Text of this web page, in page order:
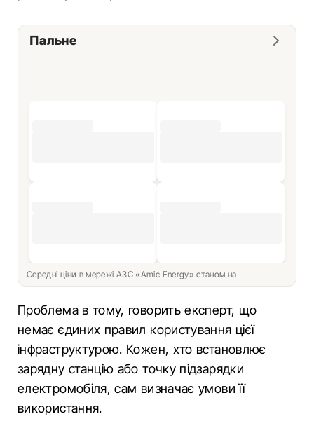
Пальне
Середні ціни в мережі АЗС «Amic Energy» станом на
Проблема в тому, говорить експерт, що
немає єдиних правил користування цієї
інфраструктурою. Кожен, хто встановлює
зарядну станцію або точку підзарядки
електромобіля, сам визначає умови її
використання.